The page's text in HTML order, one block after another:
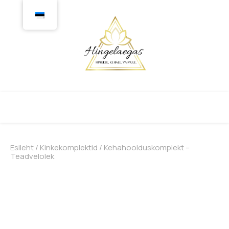
Esileht/ Kinkekomplektid / Kehahoolduskomplekt –
Teadvelolek